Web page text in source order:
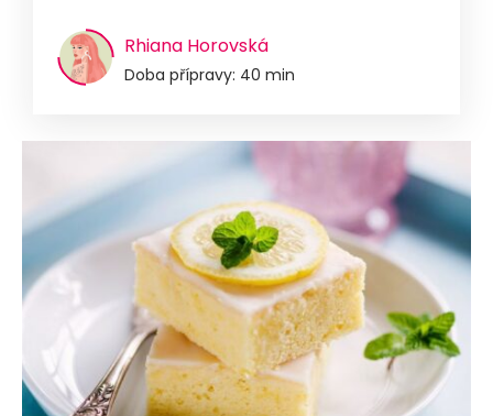
Rhiana Horovská
Doba přípravy: 40 min